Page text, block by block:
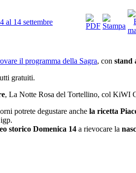
al 14 settembre
il programma della Sagra, con stand
gratuiti.
, La Notte Rosa del Tortellino, col KiWI
potrete degustare anche la ricetta
storico Domenica 14 a rievocare la